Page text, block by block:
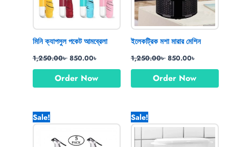
মিনি ক্যাপসুল পকেট আমব্রেলা
1,250.00৳ 850.00৳
Order Now
ইলেকট্রিক মশা মারার মেশিন
1,250.00৳ 850.00৳
Order Now
Sale!
price
990.00৳ .
price
670.00৳ .
Sale!
price
was:
990.00৳ .
price
599.00৳ .